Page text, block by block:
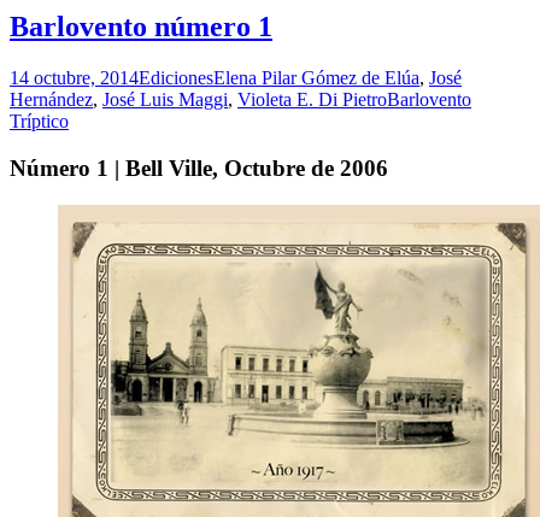
Barlovento número 1
14 octubre, 2014EdicionesElena Pilar Gómez de Elúa, José
Hernández, José Luis Maggi, Violeta E. Di PietroBarlovento
Tríptico
Número 1 | Bell Ville, Octubre de 2006